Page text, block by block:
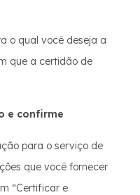
o qual você deseja a
que a certidão de
e confirme
para o serviço de
que você fornecer
“Certificar e